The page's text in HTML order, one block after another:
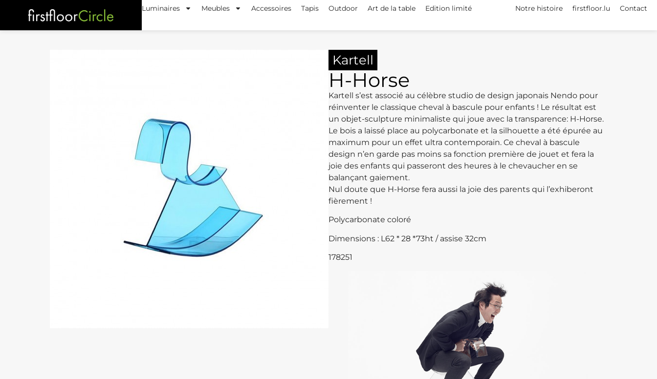
Luminaires Meubles Accessoires Tapis Outdoor Art de la table Edition limité Notre histoire firstfloor.lu Contact
Kartell
H-Horse
Kartell s’est associé au célèbre studio de design japonais Nendo pour
réinventer le classique cheval à bascule pour enfants ! Le résultat est
un objet-sculpture minimaliste qui joue avec la transparence: H-Horse.
Le bois a laissé place au polycarbonate et la silhouette a été épurée au
maximum pour un effet ultra contemporain. Ce cheval à bascule
design n’en garde pas moins sa fonction première de jouet et fera la
joie des enfants qui passeront des heures à le chevaucher en se
balançant gaiement.
Nul doute que H-Horse fera aussi la joie des parents qui l’exhiberont
fièrement !
Polycarbonate coloré
Dimensions : L62 * 28 *73ht / assise 32cm
178251